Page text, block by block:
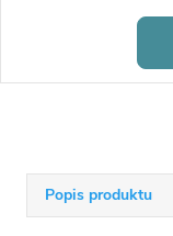
Popis produktu